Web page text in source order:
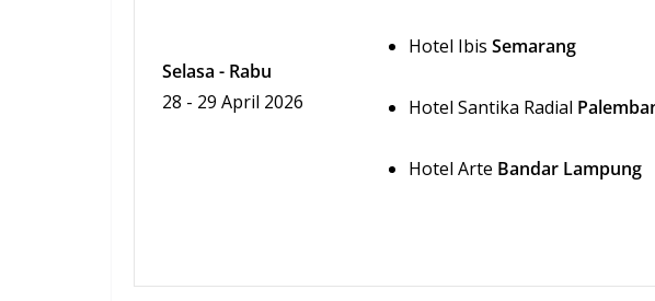
Hotel Ibis Semarang
Hotel Santika Radial
Hotel Arte Bandar Lampung
Selasa - Rabu
28 - 29 April 2026